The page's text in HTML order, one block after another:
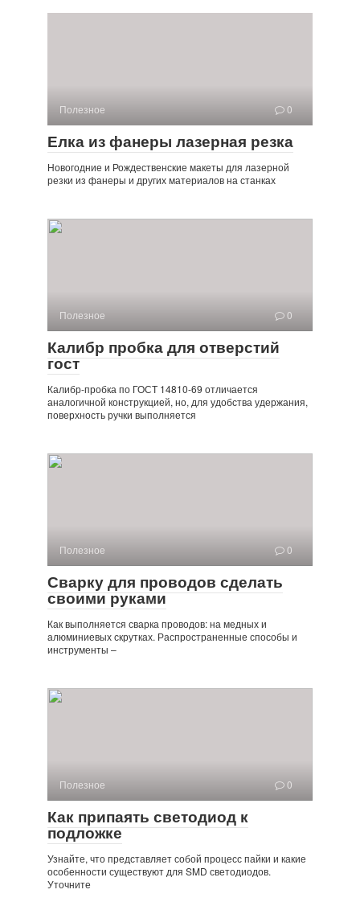
Полезное 0
Елка из фанеры лазерная резка
Новогодние и Рождественские макеты для лазерной
резки из фанеры и других материалов на станках
Полезное 0
Калибр пробка для отверстий
гост
Калибр-пробка по ГОСТ 14810-69 отличается
аналогичной конструкцией, но, для удобства удержания,
поверхность ручки выполняется
Полезное 0
Сварку для проводов сделать
своими руками
Как выполняется сварка проводов: на медных и
алюминиевых скрутках. Распространенные способы и
инструменты –
Полезное 0
Как припаять светодиод к
подложке
Узнайте, что представляет собой процесс пайки и какие
особенности существуют для SMD светодиодов.
Уточните